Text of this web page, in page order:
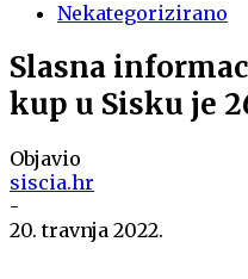
Nekategorizirano
Slasna
kup u Sisku je
Objavio
siscia.hr
-
20. travnja 2022.